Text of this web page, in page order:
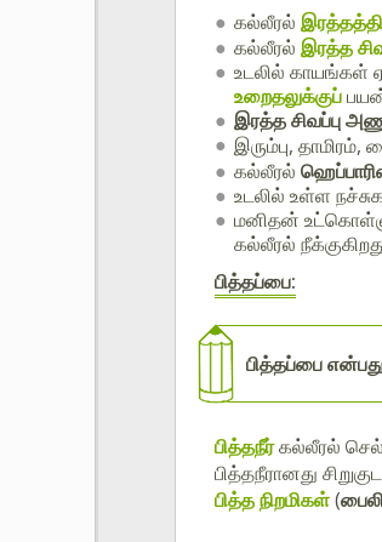
கல்லீரல்
கல்லீரல் இரத்த
உடலில் காயங்கள்
உறைதலுக்குப்
இரத்த சிவப்பு
இரும்பு,
கல்லீரல்
உடலில் உள்ள
மனிதன்
கல்லீரல்
பித்தப்பை:
பித்தப்பை
பித்தநீர்கல்லீரல்
பித்தநீரானது
பித்த நிறமிகள்(